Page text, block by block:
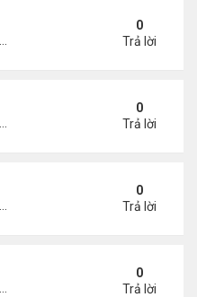
0
Trả lời
0
Trả lời
0
Trả lời
0
Trả lời